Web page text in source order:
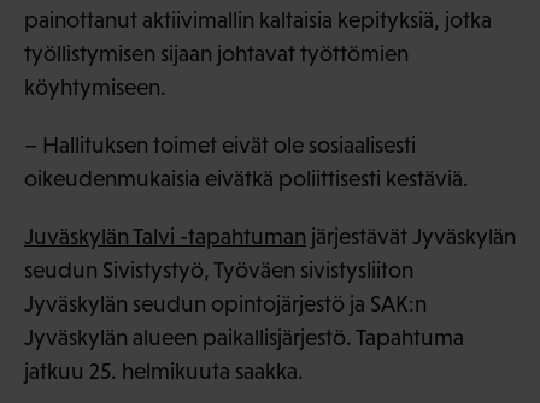
painottanut aktiivimallin kaltaisia kepityksiä, jotka
työllistymisen sijaan johtavat työttömien
köyhtymiseen.
– Hallituksen toimet eivät ole sosiaalisesti
oikeudenmukaisia eivätkä poliittisesti kestäviä.
Juväskylän Talvi -tapahtuman järjestävät Jyväskylän
seudun Sivistystyö, Työväen sivistysliiton
Jyväskylän seudun opintojärjestö ja SAK:n
Jyväskylän alueen paikallisjärjestö. Tapahtuma
jatkuu 25. helmikuuta saakka.